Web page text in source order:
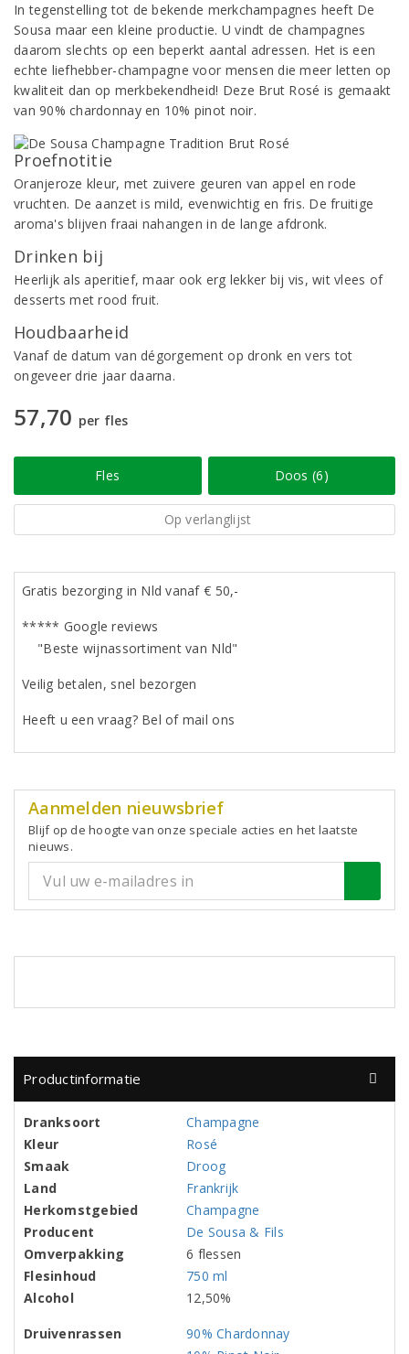
In tegenstelling tot de bekende merkchampagnes heeft De
Sousa maar een kleine productie. U vindt de champagnes
daarom slechts op een beperkt aantal adressen. Het is een
echte liefhebber-champagne voor mensen die meer letten op
kwaliteit dan op merkbekendheid! Deze Brut Rosé is gemaakt
van 90% chardonnay en 10% pinot noir.
Proefnotitie
Oranjeroze kleur, met zuivere geuren van appel en rode
vruchten. De aanzet is mild, evenwichtig en fris. De fruitige
aroma's blijven fraai nahangen in de lange afdronk.
Drinken bij
Heerlijk als aperitief, maar ook erg lekker bij vis, wit vlees of
desserts met rood fruit.
Houdbaarheid
Vanaf de datum van dégorgement op dronk en vers tot
ongeveer drie jaar daarna.
57,70 per fles
Fles Doos (6)
Op verlanglijst
Gratis bezorging in Nld vanaf € 50,-
***** Google reviews
"Beste wijnassortiment van Nld"
Veilig betalen, snel bezorgen
Heeft u een vraag? Bel of mail ons
Aanmelden nieuwsbrief
Blijf op de hoogte van onze speciale acties en het laatste
nieuws.
Productinformatie
Dranksoort
Champagne
Kleur
Rosé
Smaak
Droog
Land
Frankrijk
Herkomstgebied
Champagne
Producent
De Sousa & Fils
Omverpakking
6 flessen
Flesinhoud
750 ml
Alcohol
12,50%
Druivenrassen
90% Chardonnay